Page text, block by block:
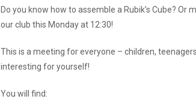
Do you know how to assemble a Rubik’s Cube?
our club this Monday at 12:30!
This is a meeting for everyone – children,
interesting for yourself!
You will find: